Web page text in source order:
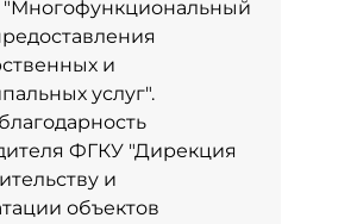
и
услуг".
ФГКУ "Дирекция
и
объектов